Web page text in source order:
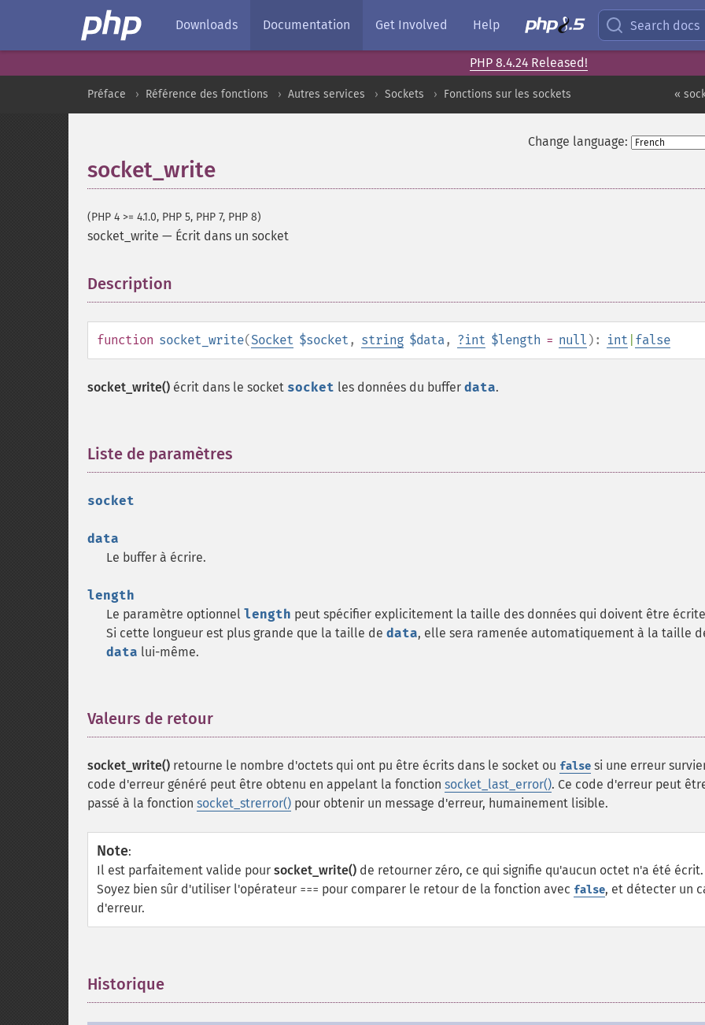
Downloads Documentation Get Involved Help Search docs
PHP 8.4.24 Released!
«
Préface Référence des fonctions Autres services Sockets Fonctions sur les sockets
Change language:
socket_write
(PHP 4 >= 4.1.0, PHP 5, PHP 7, PHP 8)
socket_write — Écrit dans un socket
Description
function socket_write(Socket $socket , string $data, ?int $length = null ): int false
socket_write() écrit dans le socket socket les données du buffer data.
Liste de paramètres
socket
data
Le buffer à écrire.
length
Le paramètre optionnel length peut spécifier explicitement la taille des données qui doivent être
Si cette longueur est plus grande que la taille de data, elle sera ramenée automatiquement à la taille
data lui-même.
Valeurs de retour
socket_write() retourne le nombre d'octets qui ont pu être écrits dans le socket ou false si une erreur
code d'erreur généré peut être obtenu en appelant la fonction socket_last_error(). Ce code d'erreur peut
passé à la fonction socket_strerror() pour obtenir un message d'erreur, humainement lisible.
Note:
Il est parfaitement valide pour socket_write() de retourner zéro, ce qui signifie qu'aucun octet n'a été écrit.
Soyez bien sûr d'utiliser l'opérateur === pour comparer le retour de la fonction avec false, et détecter un
d'erreur.
Historique